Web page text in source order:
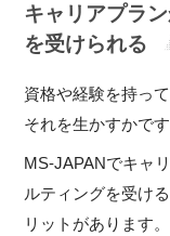
キャリアプラ
を受けられる
資格や経験を持っ
それを生かすかです
MS-JAPANでキャ
ルティングを受け
リットがあります。